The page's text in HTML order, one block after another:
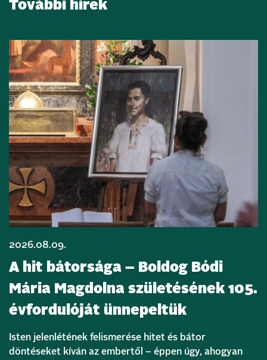
További hírek
2026.08.09.
A hit bátorsága – Boldog Bódi
Mária Magdolna születésének 105.
évfordulóját ünnepeltük
Isten jelenlétének felismerése hitet és bátor
döntéseket kíván az embertől – éppen úgy, ahogyan